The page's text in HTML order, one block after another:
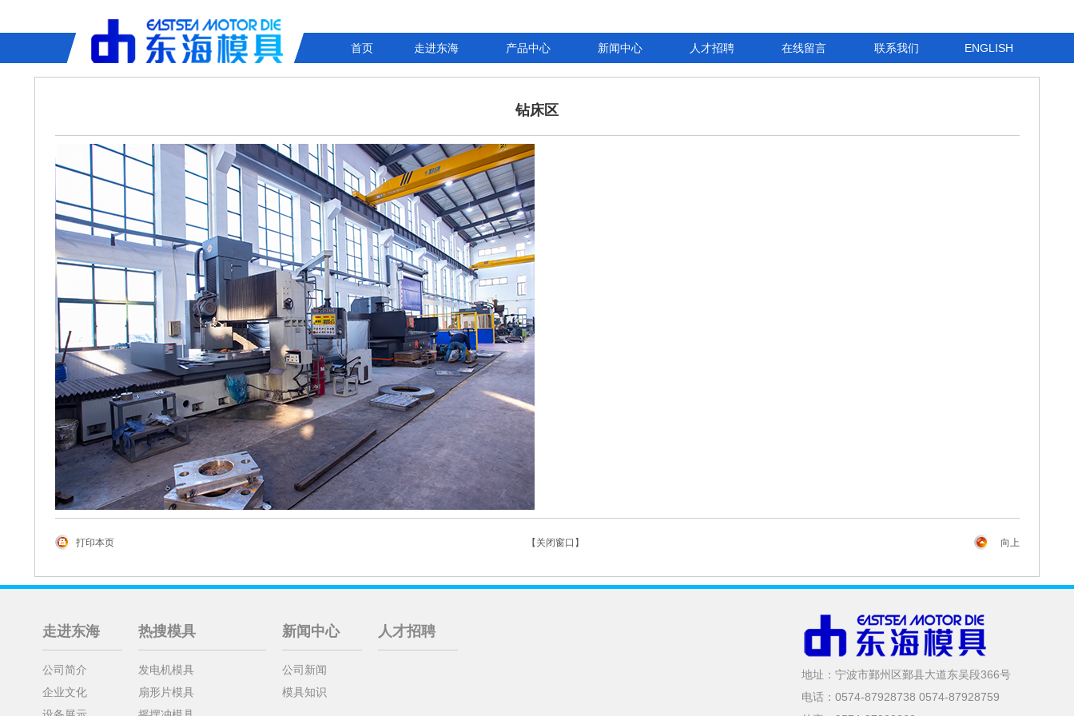
首页 走进东海 产品中心 新闻中心 人才招聘 在线留言 联系我们 ENGLISH
钻床区
打印本页 【关闭窗口】 向上
走进东海
公司简介
企业文化
热搜模具
发电机模具
扇形片模具
新闻中心
公司新闻
模具知识
人才招聘
地址：宁波市鄞州区鄞县大道东吴段366号
电话：0574-87928738 0574-87928759